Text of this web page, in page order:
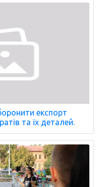
експорт
та їх деталей.